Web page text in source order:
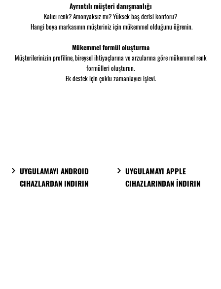
Ayrıntılı müşteri danışmanlığı
Kalıcı renk? Amonyaksız mı? Yüksek baş derisi konforu?
Hangi boya markasının müşteriniz için mükemmel olduğunu öğrenin.
Mükemmel formül oluşturma
Müşterilerinizin profiline, bireysel ihtiyaçlarına ve arzularına göre mükemmel renk
formülleri oluşturun.
Ek destek için çoklu zamanlayıcı işlevi.
UYGULAMAYI ANDROID
CIHAZLARDAN INDIRIN
UYGULAMAYI APPLE
CIHAZLARINDAN İNDIRIN